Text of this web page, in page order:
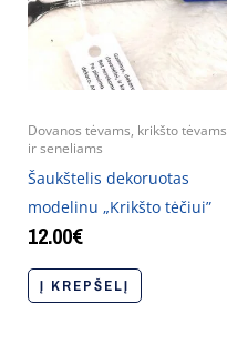
Dovanos tėvams, krikšto tėvams
ir seneliams
Šaukštelis dekoruotas
modelinu „Krikšto tėčiui”
12.00€
Į KREPŠELĮ